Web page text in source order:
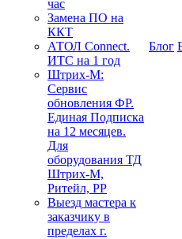
час
Замена ПО на
ККТ
АТОЛ Connect.
ИТС на 1 год
Штрих-М:
Сервис
обновления ФР.
Единая Подписка
на 12 месяцев.
Для
оборудования ТД
Штрих-М,
Ритейл, РР
Выезд мастера к
заказчику в
пределах г.
Блог